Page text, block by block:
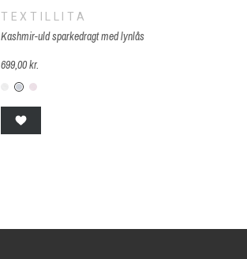
TEXTILLITA
Kashmir-uld sparkedragt med lynlås
699,00 kr.
K-B01-hvid
K-B303-grå
K-B3141-pink